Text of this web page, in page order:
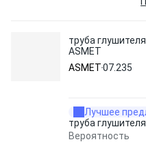
труба
ASMET
ASMET07.235
Лучшее
труба
Вероятность